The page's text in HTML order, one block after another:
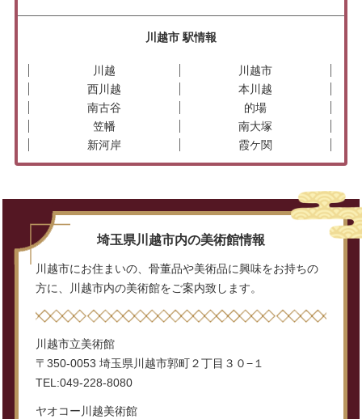
川越市 駅情報
川越
川越市
西川越
本川越
南古谷
的場
笠幡
南大塚
新河岸
霞ケ関
埼玉県川越市内の美術館情報
川越市にお住まいの、骨董品や美術品に興味をお持ちの
方に、川越市内の美術館をご案内致します。
川越市立美術館
〒350-0053 埼玉県川越市郭町２丁目３０−１
TEL:049-228-8080
ヤオコー川越美術館